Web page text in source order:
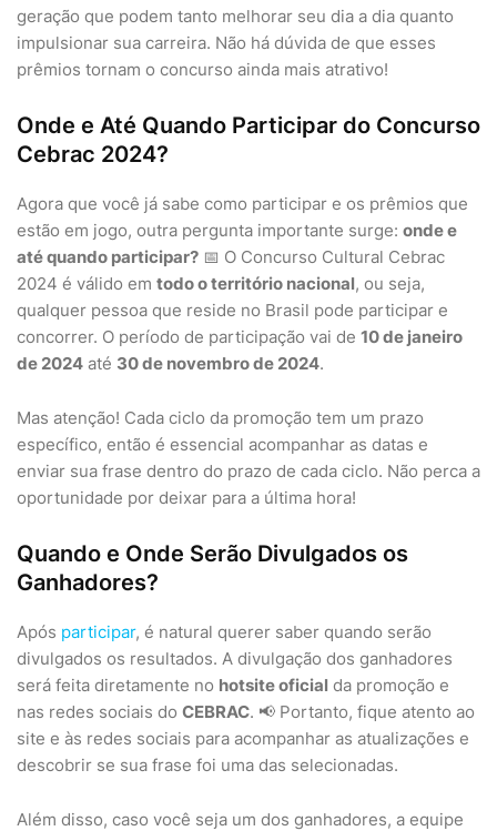
geração que podem tanto melhorar seu dia a dia quanto
impulsionar sua carreira. Não há dúvida de que esses
prêmios tornam o concurso ainda mais atrativo!
Onde e Até Quando Participar do Concurso
Cebrac 2024?
Agora que você já sabe como participar e os prêmios que
estão em jogo, outra pergunta importante surge: onde e
até quando participar? 📅 O Concurso Cultural Cebrac
2024 é válido em todo o território nacional, ou seja,
qualquer pessoa que reside no Brasil pode participar e
concorrer. O período de participação vai de 10 de janeiro
de 2024 até 30 de novembro de 2024.
Mas atenção! Cada ciclo da promoção tem um prazo
específico, então é essencial acompanhar as datas e
enviar sua frase dentro do prazo de cada ciclo. Não perca a
oportunidade por deixar para a última hora!
Quando e Onde Serão Divulgados os
Ganhadores?
Após participar, é natural querer saber quando serão
divulgados os resultados. A divulgação dos ganhadores
será feita diretamente no hotsite oficial da promoção e
nas redes sociais do CEBRAC. 📢 Portanto, fique atento ao
site e às redes sociais para acompanhar as atualizações e
descobrir se sua frase foi uma das selecionadas.
Além disso, caso você seja um dos ganhadores, a equipe